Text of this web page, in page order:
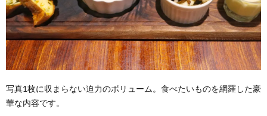
写真1枚に収まらない迫力のボリューム。食べたいものを網羅した豪
華な内容です。